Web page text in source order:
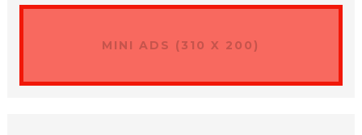
MINI ADS (310 X 200)